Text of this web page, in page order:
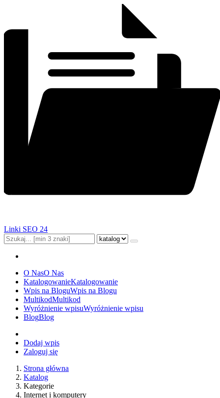
Linki SEO 24
O NasO Nas
KatalogowanieKatalogowanie
Wpis na BloguWpis na Blogu
MultikodMultikod
Wyróżnienie wpisuWyróżnienie wpisu
BlogBlog
Dodaj wpis
Zaloguj się
Strona główna
Katalog
Kategorie
Internet i komputery